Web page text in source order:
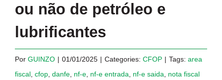
ou não de petróleo e
lubrificantes
Por GUINZO | 01/01/2025 | Categories: CFOP | Tags: area
fiscal cfop danfe nf-e nf-e entrada nf-e saida
nota fiscal